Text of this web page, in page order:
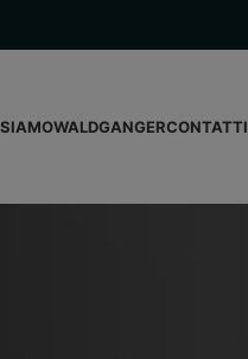
WALDGANGERCONTATTI